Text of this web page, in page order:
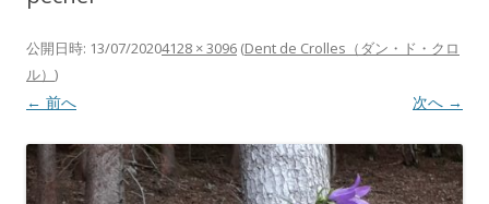
公開日時: 13/07/20204128 × 3096 (Dent de Crolles（ダン・ド・クロ
ル） )
← 前へ 次へ →